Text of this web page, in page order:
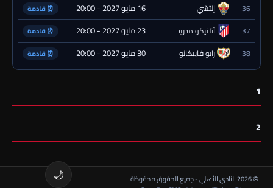
36 إلتشي 16 مايو 2027 - 20:00 ⏰ قادمة
37 أتلتيكو مدريد 23 مايو 2027 - 20:00 ⏰ قادمة
38 رايو فاييكانو 30 مايو 2027 - 20:00 ⏰ قادمة
1
2
© 2026 النادي الأهلي - جميع الحقوق محفوظة
🌙